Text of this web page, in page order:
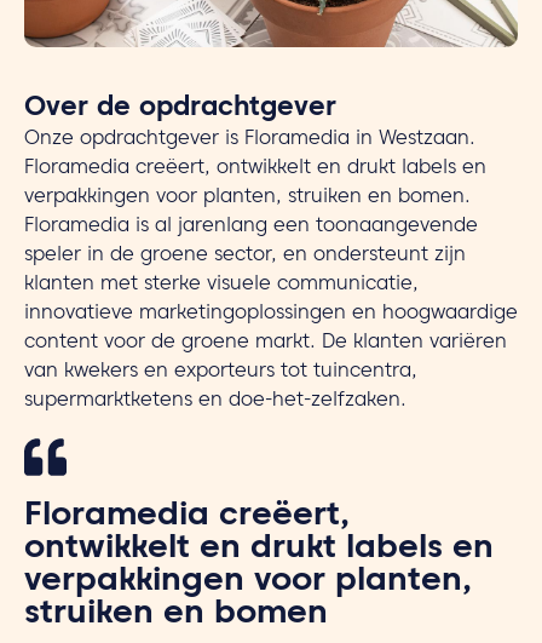
Over de opdrachtgever
Onze opdrachtgever is Floramedia in Westzaan.
Floramedia creëert, ontwikkelt en drukt labels en
verpakkingen voor planten, struiken en bomen.
Floramedia is al jarenlang een toonaangevende
speler in de groene sector, en ondersteunt zijn
klanten met sterke visuele communicatie,
innovatieve marketingoplossingen en hoogwaardige
content voor de groene markt. De klanten variëren
van kwekers en exporteurs tot tuincentra,
supermarktketens en doe-het-zelfzaken.
Floramedia creëert,
ontwikkelt en drukt labels en
verpakkingen voor planten,
struiken en bomen